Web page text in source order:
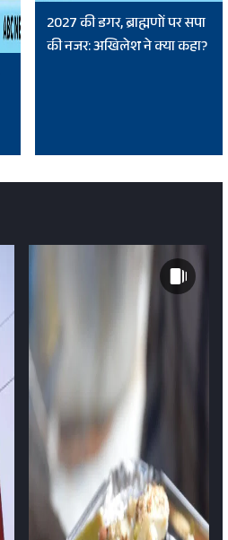
2027 की डगर, ब्राह्मणों पर सपा
की नजर: अखिलेश ने क्या कहा?